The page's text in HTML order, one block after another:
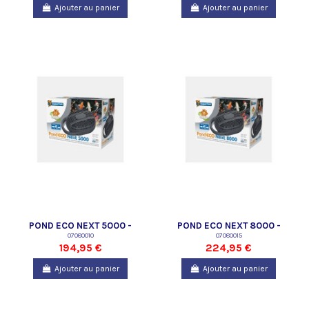
Ajouter au panier Ajouter au panier
POND ECO NEXT 5000 -
SUPERFISH
07080010
194,95 €
Ajouter au panier
POND ECO NEXT 8000 -
SUPERFISH
07080015
224,95 €
Ajouter au panier